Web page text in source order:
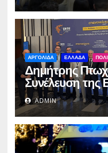
ΑΡΓΟΛΙΔΑ ΕΛΛΑΔΑ
Δημήτρης
Συνέλευση της
ADMIN